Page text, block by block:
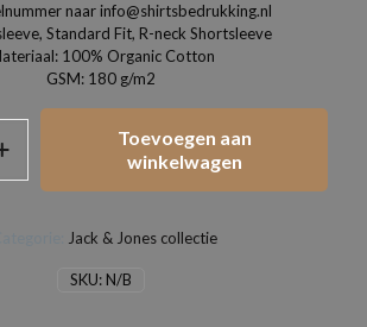
naar info@shirtsbedrukking.nl
Standard Fit, R-neck Shortsleeve
100% Organic Cotton
GSM: 180 g/m2
Toevoegen aan
winkelwagen
SKU:N/B
Jack & Jones collectie